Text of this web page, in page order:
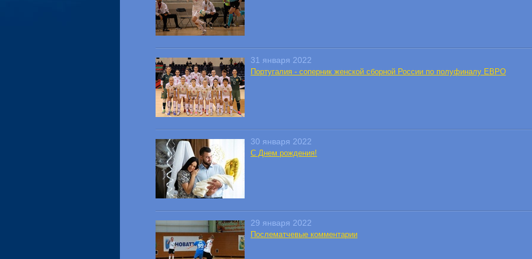
31 января 2022
Португалия - соперник женской сборной России по полуфиналу ЕВРО
30 января 2022
С Днем рождения!
29 января 2022
Послематчевые комментарии